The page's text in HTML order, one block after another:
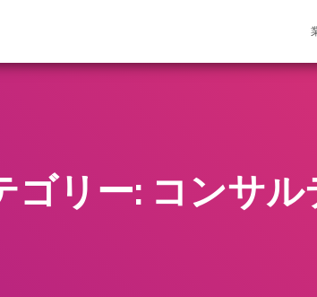
ゴリー: コンサ